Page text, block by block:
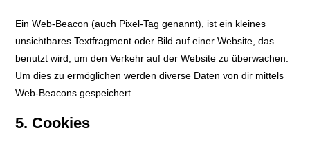
Ein Web-Beacon (auch Pixel-Tag genannt), ist ein kleines
unsichtbares Textfragment oder Bild auf einer Website, das
benutzt wird, um den Verkehr auf der Website zu überwachen.
Um dies zu ermöglichen werden diverse Daten von dir mittels
Web-Beacons gespeichert.
5. Cookies